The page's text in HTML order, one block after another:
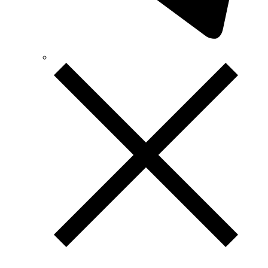
АСКО-УКРЕМ (Украина)
Билмакс
Запорожский завод цветных металлов (ЗЗЦМ)
Каблекс Одесса
Мегомметр (Украина)
Новатек-Электро (Украина)
Одескабель Одесский кабельный завод
Укрэнерго-Альянс (Украина)